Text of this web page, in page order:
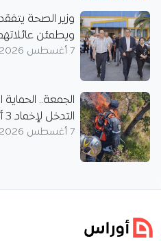
وزير الصحة
ويطمئن
7 أغسطس 2026
التدخل لإخماد 3 أخرى
7 أغسطس 2026